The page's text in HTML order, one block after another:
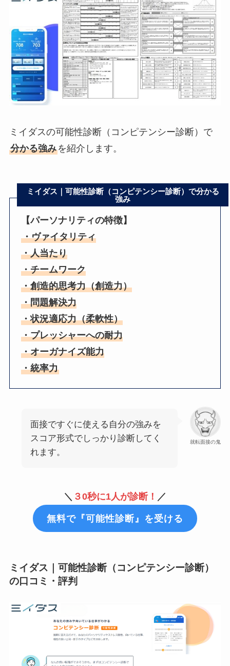
ミイダスの可能性診断（コンピテンシー診断）で
分かる強みを紹介します。
ミイダス｜可能性診断（コンピテンシー診断）で分かる
強み
【パーソナリティの特徴】
・ヴァイタリティ
・人当たり
・チームワーク
・創造的思考力（創造力）
・問題解決力
・状況適応力（柔軟性）
・プレッシャーへの耐力
・オーガナイズ能力
・統率力
就転面接の鬼
面接ですぐに使える自分の強みを
スコア形式でしっかり診断してく
れます。
＼ ３0秒に1人が診断！ ／
無料で『可能性診断』を受ける
ミイダス｜可能性診断（コンピテンシー診断）
の口コミ・評判